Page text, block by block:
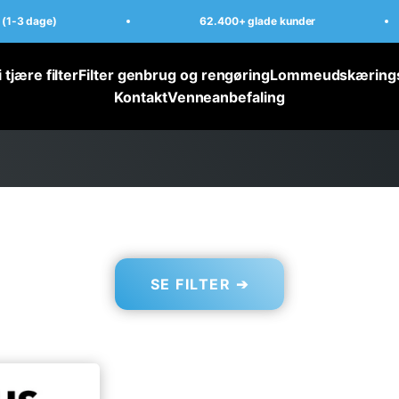
(1-3 dage) 62.400+ glade kunder
tjære filterFilter genbrug og rengøring
KontaktVenneanbefaling
SE FILTER ➔